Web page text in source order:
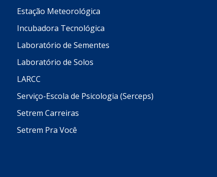
Estação Meteorológica
Incubadora Tecnológica
Laboratório de Sementes
Laboratório de Solos
LARCC
Serviço-Escola de Psicologia (Serceps)
Setrem Carreiras
Setrem Pra Você